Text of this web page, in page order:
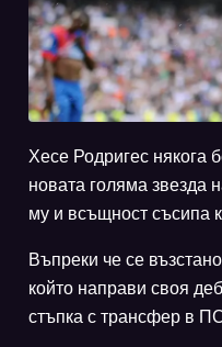
Хесе Родригес някога
новата голяма звезда
му и всъщност съсипа
Въпреки че се
който направи своя
стъпка с трансфер в